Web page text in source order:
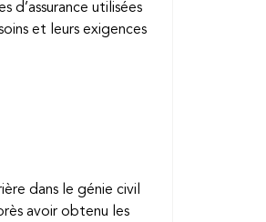
utilisées
et leurs exigences
dans le génie civil
avoir obtenu les